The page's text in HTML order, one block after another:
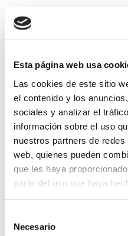
Esta página web usa
Las cookies de este sitio
el contenido y los
sociales y analizar el
información sobre el uso
nuestros partners de
web, quienes pueden
que les haya
partir del uso que haya
Necesario
Joyero de Señora
Neceser Clásico